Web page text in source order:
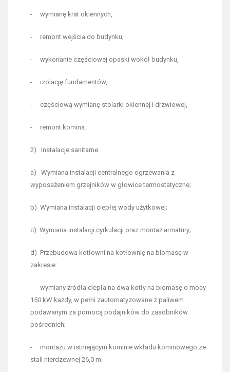
- wymianę krat okiennych,
- remont wejścia do budynku,
- wykonanie częściowej opaski wokół budynku,
- izolację fundamentów,
- częściową wymianę stolarki okiennej i drzwiowej,
- remont komina.
2) Instalacje sanitarne:
a) Wymiana instalacji centralnego ogrzewania z
wyposażeniem grzejników w głowice termostatyczne;
b) Wymiana instalacji ciepłej wody użytkowej;
c) Wymiana instalacji cyrkulacji oraz montaż armatury;
d) Przebudowa kotłowni na kotłownię na biomasę w
zakresie:
- wymiany źródła ciepła na dwa kotły na biomasę o mocy
150 kW każdy, w pełni zautomatyzowane z paliwem
podawanym za pomocą podajników do zasobników
pośrednich;
- montażu w istniejącym kominie wkładu kominowego ze
stali nierdzewnej 26,0 m.